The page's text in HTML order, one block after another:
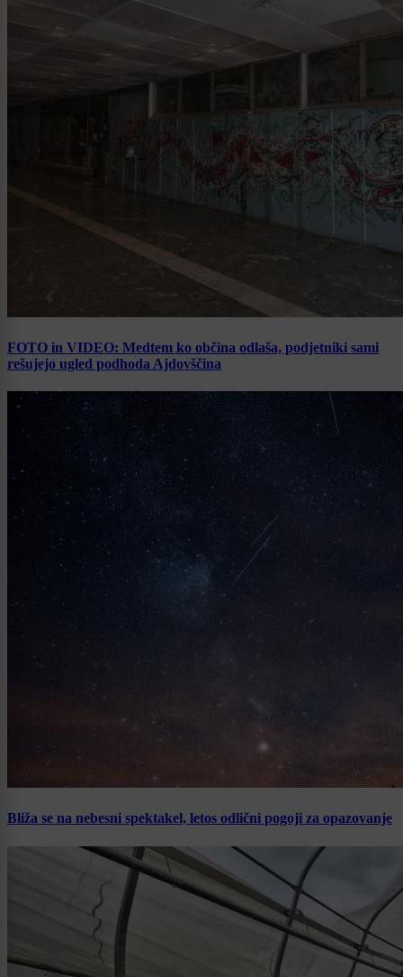
FOTO in VIDEO: Medtem ko občina odlaša, podjetniki sami
rešujejo ugled podhoda Ajdovščina
Bliža se na nebesni spektakel, letos odlični pogoji za opazovanje